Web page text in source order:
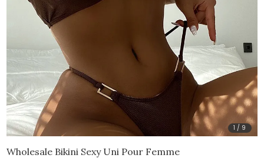
1 / 9
Wholesale Bikini Sexy Uni Pour Femme